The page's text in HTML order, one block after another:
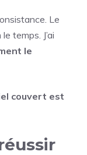
Le
temps. J’ai
le
couvert est